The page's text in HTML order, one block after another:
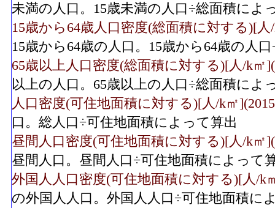
未満の人口。15歳未満の人口÷総面積によ
15歳から64歳人口密度(総面積に対する)[人
15歳から64歳の人口。15歳から64歳の人
65歳以上人口密度(総面積に対する)[人/k㎡
以上の人口。65歳以上の人口÷総面積によ
人口密度(可住地面積に対する)[人/k㎡
口。総人口÷可住地面積によって算出
昼間人口密度(可住地面積に対する)[人/k㎡
昼間人口。昼間人口÷可住地面積によって
外国人人口密度(可住地面積に対する)[人/k
の外国人人口。外国人人口÷可住地面積に